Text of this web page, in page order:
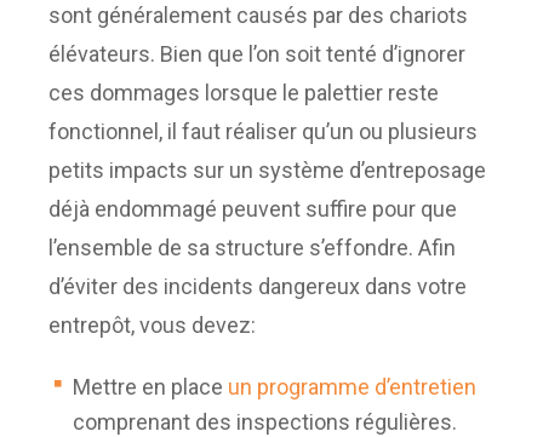
sont généralement causés par des chariots
élévateurs. Bien que l’on soit tenté d’ignorer
ces dommages lorsque le palettier reste
fonctionnel, il faut réaliser qu’un ou plusieurs
petits impacts sur un système d’entreposage
déjà endommagé peuvent suffire pour que
l’ensemble de sa structure s’effondre. Afin
d’éviter des incidents dangereux dans votre
entrepôt, vous devez:
Mettre en place un programme d’entretien
comprenant des inspections régulières.